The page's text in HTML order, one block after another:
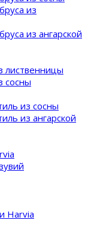
из
из ангарской
лиственницы
сосны
из сосны
из ангарской
Harvia